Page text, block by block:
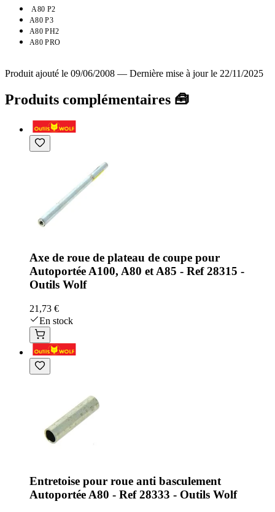
A80 P2
A80 P3
A80 PH2
A80 PRO
Produit ajouté le 09/06/2008 — Dernière mise à jour le 22/11/2025
Produits complémentaires 🧰
Axe de roue de plateau de coupe pour
Autoportée A100, A80 et A85 - Ref 28315 -
Outils Wolf
21,73 €
En stock
Entretoise pour roue anti basculement
Autoportée A80 - Ref 28333 - Outils Wolf